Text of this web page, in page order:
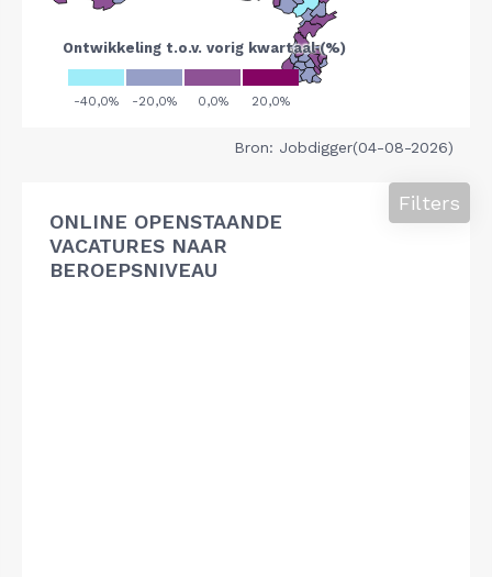
Bron: Jobdigger(04-08-2026)
ONLINE OPENSTAANDE
VACATURES NAAR
BEROEPSNIVEAU
Filters